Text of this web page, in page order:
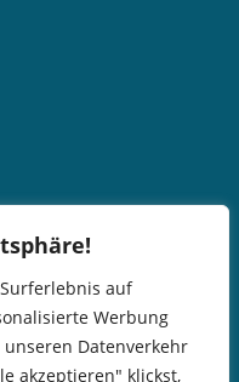
auf
Werbung
Datenverkehr
akzeptieren" klickst,
aktuelle Öffnungszeiten